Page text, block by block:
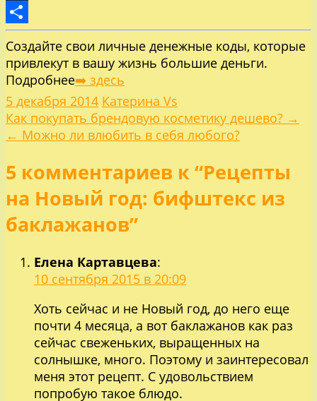
LiveJournal
Отправить
Создайте свои личные денежные коды, которые
привлекут в вашу жизнь большие деньги.
Подробнее➡️ здесь
5 декабря 2014 Катерина Vs
Навигация
по
записям
Как покупать брендовую косметику дешево? →
← Можно ли влюбить в себя любого?
5 комментариев к “Рецепты
на Новый год: бифштекс из
баклажанов”
Елена Картавцева:
10 сентября 2015 в 20:09
Хоть сейчас и не Новый год, до него еще
почти 4 месяца, а вот баклажанов как раз
сейчас свеженьких, выращенных на
солнышке, много. Поэтому и заинтересовал
меня этот рецепт. С удовольствием
попробую такое блюдо.